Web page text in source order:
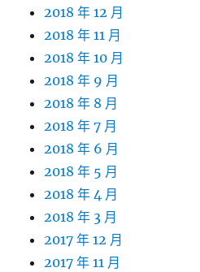
2018 年 12 月
2018 年 11 月
2018 年 10 月
2018 年 9 月
2018 年 8 月
2018 年 7 月
2018 年 6 月
2018 年 5 月
2018 年 4 月
2018 年 3 月
2017 年 12 月
2017 年 11 月